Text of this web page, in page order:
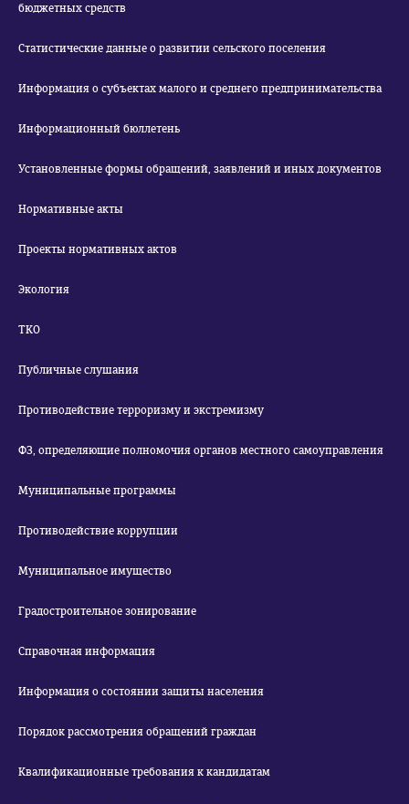
бюджетных средств
Статистические данные о развитии сельского поселения
Информация о субъектах малого и среднего предпринимательства
Информационный бюллетень
Установленные формы обращений, заявлений и иных документов
Нормативные акты
Проекты нормативных актов
Экология
ТКО
Публичные слушания
Противодействие терроризму и экстремизму
ФЗ, определяющие полномочия органов местного самоуправления
Муниципальные программы
Противодействие коррупции
Муниципальное имущество
Градостроительное зонирование
Справочная информация
Информация о состоянии защиты населения
Порядок рассмотрения обращений граждан
Квалификационные требования к кандидатам